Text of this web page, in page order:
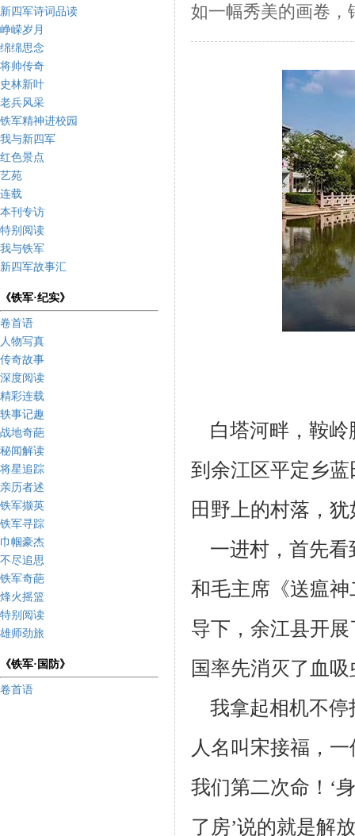
新四军诗词品读
峥嵘岁月
绵绵思念
将帅传奇
史林新叶
老兵风采
铁军精神进校园
我与新四军
红色景点
艺苑
连载
本刊专访
特别阅读
我与铁军
新四军故事汇
《铁军·纪实》
卷首语
人物写真
传奇故事
深度阅读
精彩连载
轶事记趣
战地奇葩
秘闻解读
将星追踪
亲历者述
铁军撷英
铁军寻踪
巾帼豪杰
不尽追思
铁军奇葩
烽火摇篮
特别阅读
雄师劲旅
《铁军·国防》
卷首语
如一幅秀美的画卷，
白塔河畔，鞍岭
到余江区平定乡
田野上的村落，犹
一进村，首先看
和毛主席《送瘟
导下，余江县开
国率先消灭了血吸
我拿起相机不停
人名叫宋接福，
我们第二次命！‘
了房’说的就是解